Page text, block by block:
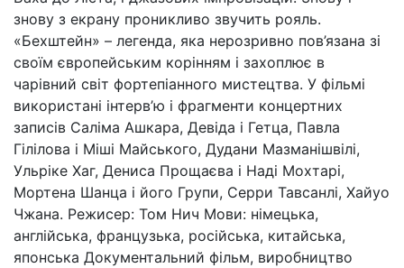
знову з екрану проникливо звучить рояль.
«Бехштейн» – легенда, яка нерозривно пов’язана зі
своїм європейським корінням і захоплює в
чарівний світ фортепіанного мистецтва. У фільмі
використані інтерв’ю і фрагменти концертних
записів Саліма Ашкара, Девіда і Гетца, Павла
Гілілова і Міші Майського, Дудани Мазманішвілі,
Ульріке Хаг, Дениса Прощаєва і Наді Мохтарі,
Мортена Шанца і його Групи, Серри Тавсанлі, Хайуо
Чжана. Режисер: Том Нич Мови: німецька,
англійська, французька, російська, китайська,
японська Документальний фільм, виробництво